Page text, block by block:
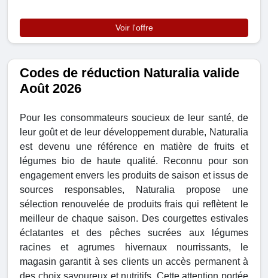
Voir l'offre
Codes de réduction Naturalia valide
Août 2026
Pour les consommateurs soucieux de leur santé, de
leur goût et de leur développement durable, Naturalia
est devenu une référence en matière de fruits et
légumes bio de haute qualité. Reconnu pour son
engagement envers les produits de saison et issus de
sources responsables, Naturalia propose une
sélection renouvelée de produits frais qui reflètent le
meilleur de chaque saison. Des courgettes estivales
éclatantes et des pêches sucrées aux légumes
racines et agrumes hivernaux nourrissants, le
magasin garantit à ses clients un accès permanent à